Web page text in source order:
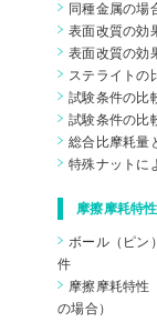
同種金属の場
表面改質の効
表面改質の効
ステライトの
試験条件の比
試験条件の比
総合比摩耗量
特殊ナットに
摩擦摩耗特
ボール（ピン
件
摩擦摩耗特性
の場合）